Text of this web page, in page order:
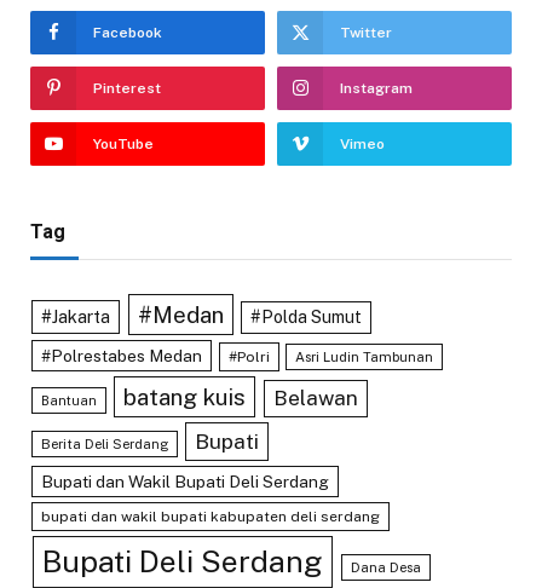
Facebook Twitter
Pinterest Instagram
YouTube Vimeo
Tag
#Jakarta #Medan
#Polda Sumut
#Polrestabes Medan
#Polri Asri Ludin Tambunan
Bantuan batang kuis Belawan
Berita Deli Serdang Bupati
Bupati dan Wakil Bupati Deli Serdang
bupati dan wakil bupati kabupaten deli serdang
Bupati Deli Serdang Dana Desa